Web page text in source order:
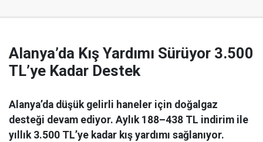
Alanya’da Kış Yardımı Sürüyor 3.500
TL’ye Kadar Destek
Alanya’da düşük gelirli haneler için doğalgaz
desteği devam ediyor. Aylık 188–438 TL indirim ile
yıllık 3.500 TL’ye kadar kış yardımı sağlanıyor.